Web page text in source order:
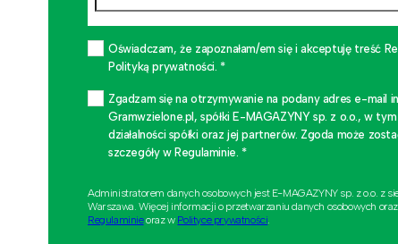
Oświadczam, że zapoznałam/em się i akceptuję treść
Polityką prywatności. *
Zgadzam się na otrzymywanie na podany adres e-mail
Gramwzielone.pl, spółki E-MAGAZYNY sp. z o.o., w
działalności spółki oraz jej partnerów. Zgoda może
szczegóły w Regulaminie. *
Administratorem danych osobowych jest E-MAGAZYNY sp. z o.o. z
Warszawa. Więcej informacji o przetwarzaniu danych osobowych
Regulaminieoraz w Polityce prywatności